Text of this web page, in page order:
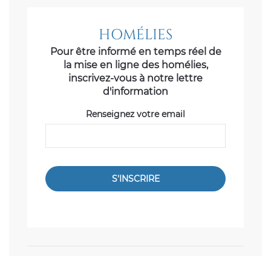
HOMÉLIES
Pour être informé en temps réel de
la mise en ligne des homélies,
inscrivez-vous à notre lettre
d'information
Renseignez votre email
S'INSCRIRE